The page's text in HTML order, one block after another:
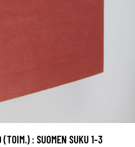
(TOIM.) : SUOMEN SUKU 1-3